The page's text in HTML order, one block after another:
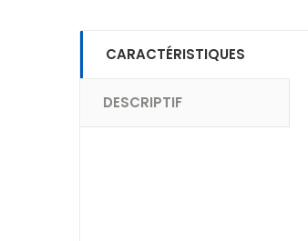
CARACTÉRISTIQUES
DESCRIPTIF